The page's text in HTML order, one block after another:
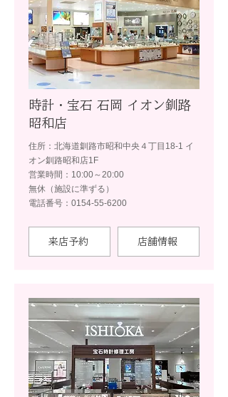
時計・宝石 石岡 イオン釧路
昭和店
住所：北海道釧路市昭和中央４丁目18-1 イ
オン釧路昭和店1F
営業時間：10:00～20:00
無休（施設に準ずる）
電話番号：0154-55-6200
来店予約 店舗情報